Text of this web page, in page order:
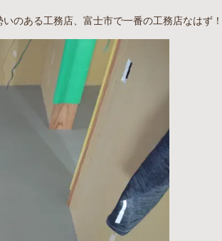
のある工務店、富士市で一番の工務店なはず！